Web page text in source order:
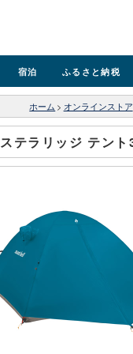
宿泊 ふるさと納税
ホーム > オンラインストア
ステラリッジ テン